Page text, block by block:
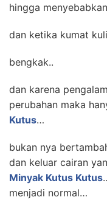
hingga
dan ketika kumat
bengkak..
dan karena
perubahan maka
Kutus…
bukan nya
dan keluar cairan
Minyak Kutus Kutus
menjadi normal…